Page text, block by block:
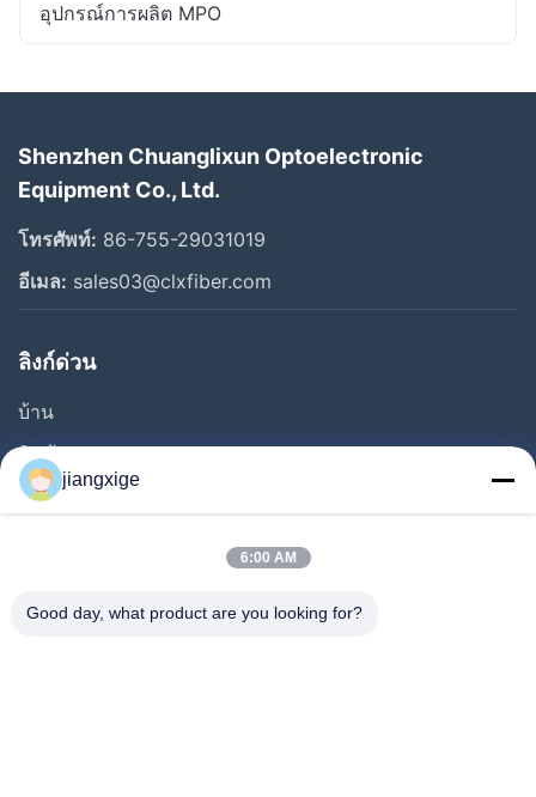
อุปกรณ์การผลิต MPO
Shenzhen Chuanglixun Optoelectronic
Equipment Co., Ltd.
โทรศัพท์: 86-755-29031019
อีเมล: sales03@clxfiber.com
ลิงก์ด่วน
บ้าน
สินค้า
เกี่ยวกับเรา
ติดต่อเรา
jiangxige
6:00 AM
Good day, what product are you looking for?